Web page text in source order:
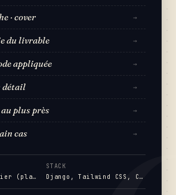
· cover →
du livrable →
appliquée →
détail →
au plus près →
cas →
Parcours Infirmier (plateforme e-learning pour étudiants en IFSI / ESI)
STACK
Django, Tailwind CSS, C…